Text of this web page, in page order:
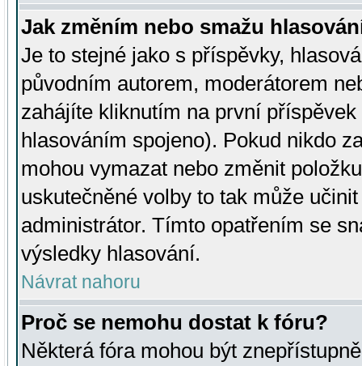
Jak změním nebo smažu
Je to stejné jako s příspěvky,
původním autorem, moderátorem
zahájíte kliknutím na první
hlasováním spojeno). Pokud nikdo
mohou vymazat nebo změnit
uskutečněné volby to tak může
administrátor. Tímto opatřením se
výsledky hlasování.
Návrat nahoru
Proč se nemohu dostat k fóru?
Některá fóra mohou být